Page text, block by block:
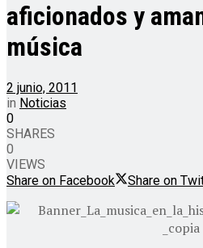
aficionados y
música
2 junio, 2011
in Noticias
0
SHARES
0
VIEWS
Share on Facebook
Share on